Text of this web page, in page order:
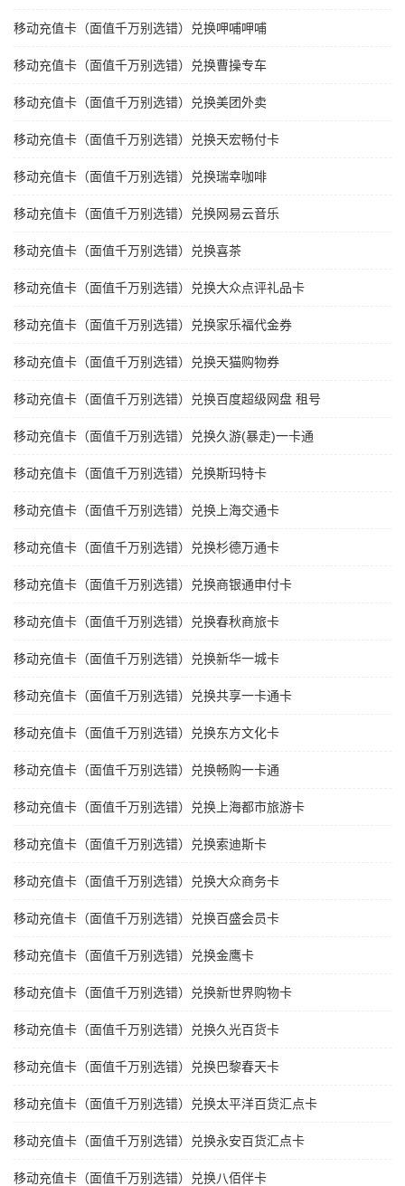
移动充值卡（面值千万别选错）兑换呷哺呷哺
移动充值卡（面值千万别选错）兑换曹操专车
移动充值卡（面值千万别选错）兑换美团外卖
移动充值卡（面值千万别选错）兑换天宏畅付卡
移动充值卡（面值千万别选错）兑换瑞幸咖啡
移动充值卡（面值千万别选错）兑换网易云音乐
移动充值卡（面值千万别选错）兑换喜茶
移动充值卡（面值千万别选错）兑换大众点评礼品卡
移动充值卡（面值千万别选错）兑换家乐福代金券
移动充值卡（面值千万别选错）兑换天猫购物券
移动充值卡（面值千万别选错）兑换百度超级网盘 租号
移动充值卡（面值千万别选错）兑换久游(暴走)一卡通
移动充值卡（面值千万别选错）兑换斯玛特卡
移动充值卡（面值千万别选错）兑换上海交通卡
移动充值卡（面值千万别选错）兑换杉德万通卡
移动充值卡（面值千万别选错）兑换商银通申付卡
移动充值卡（面值千万别选错）兑换春秋商旅卡
移动充值卡（面值千万别选错）兑换新华一城卡
移动充值卡（面值千万别选错）兑换共享一卡通卡
移动充值卡（面值千万别选错）兑换东方文化卡
移动充值卡（面值千万别选错）兑换畅购一卡通
移动充值卡（面值千万别选错）兑换上海都市旅游卡
移动充值卡（面值千万别选错）兑换索迪斯卡
移动充值卡（面值千万别选错）兑换大众商务卡
移动充值卡（面值千万别选错）兑换百盛会员卡
移动充值卡（面值千万别选错）兑换金鹰卡
移动充值卡（面值千万别选错）兑换新世界购物卡
移动充值卡（面值千万别选错）兑换久光百货卡
移动充值卡（面值千万别选错）兑换巴黎春天卡
移动充值卡（面值千万别选错）兑换太平洋百货汇点卡
移动充值卡（面值千万别选错）兑换永安百货汇点卡
移动充值卡（面值千万别选错）兑换八佰伴卡